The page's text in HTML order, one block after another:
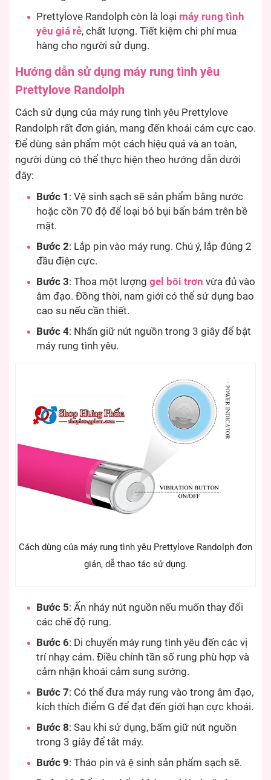
Prettylove Randolph còn là loại máy rung tình
yêu giá rẻ, chất lượng. Tiết kiệm chi phí mua
hàng cho người sử dụng.
Hướng dẫn sử dụng máy rung tình yêu
Prettylove Randolph
Cách sử dụng của máy rung tình yêu Prettylove
Randolph rất đơn giản, mang đến khoái cảm cực cao.
Để dùng sản phẩm một cách hiệu quả và an toàn,
người dùng có thể thực hiện theo hướng dẫn dưới
đây:
Bước 1 : Vệ sinh sạch sẽ sản phẩm bằng nước
hoặc cồn 70 độ để loại bỏ bụi bẩn bám trên bề
mặt.
Bước 2: Lắp pin vào máy rung. Chú ý, lắp đúng 2
đầu điện cực.
Bước 3: Thoa một lượng gel bôi trơn vừa đủ vào
âm đạo. Đồng thời, nam giới có thể sử dụng bao
cao su nếu cần thiết.
Bước 4: Nhấn giữ nút nguồn trong 3 giây để bật
máy rung tình yêu.
Cách dùng của máy rung tình yêu Prettylove Randolph đơn
giản, dễ thao tác sử dụng.
Bước 5: Ấn nháy nút nguồn nếu muốn thay đổi
các chế độ rung.
Bước 6: Di chuyển máy rung tình yêu đến các vị
trí nhạy cảm. Điều chỉnh tần số rung phù hợp và
cảm nhận khoái cảm sung sướng.
Bước 7: Có thể đưa máy rung vào trong âm đạo,
kích thích điểm G để đạt đến giới hạn cực khoái.
Bước 8: Sau khi sử dụng, bấm giữ nút nguồn
trong 3 giây để tắt máy.
Bước 9: Tháo pin và ệ sinh sản phẩm sạch sẽ.